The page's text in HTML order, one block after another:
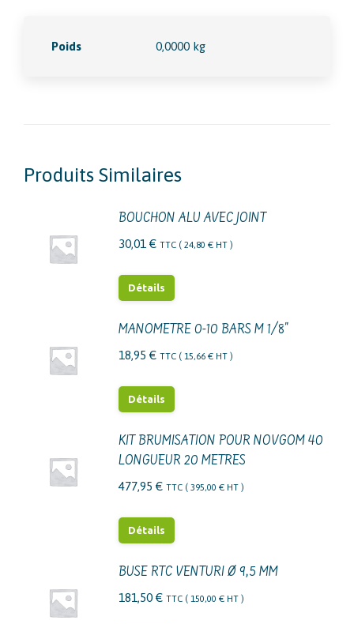
Poids 0,0000 kg
Produits Similaires
BOUCHON ALU AVEC JOINT
30,01 € TTC ( 24,80 € HT )
Détails
MANOMETRE 0-10 BARS M 1/8"
18,95 € TTC ( 15,66 € HT )
Détails
KIT BRUMISATION POUR NOVGOM 40
LONGUEUR 20 METRES
477,95 € TTC ( 395,00 € HT )
Détails
BUSE RTC VENTURI Ø 9,5 MM
181,50 € TTC ( 150,00 € HT )